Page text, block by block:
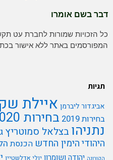
דבר בשם אומרו
כל הזכויות שמורות לחברת עט
המפורסמים באתר ללא אישור
תגיות
אביגדור ליברמן איילת
בחירות 2019 בחירות 2020
נתניהובצלאל סמוטריץ
היהודיהימין החדש הכנסת
הקורונה יהודה ושומרון יולי אדלשטיין